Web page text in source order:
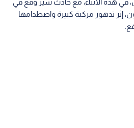
إثر تدهور مركبة كبيرة واصطدامها